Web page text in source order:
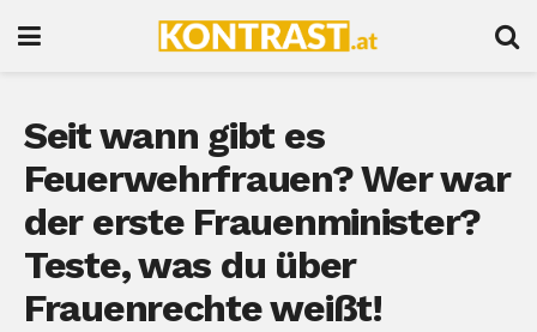
Seit wann gibt es
Feuerwehrfrauen? Wer war
der erste Frauenminister?
Teste, was du über
Frauenrechte weißt!